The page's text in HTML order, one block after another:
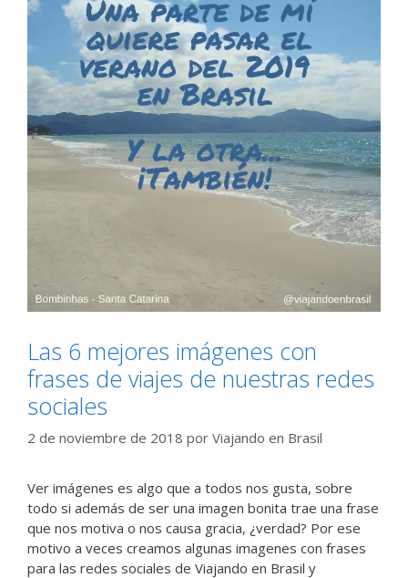
Las 6 mejores imágenes con
frases de viajes de nuestras redes
sociales
2 de noviembre de 2018 por Viajando en Brasil
Ver imágenes es algo que a todos nos gusta, sobre
todo si además de ser una imagen bonita trae una frase
que nos motiva o nos causa gracia, ¿verdad? Por ese
motivo a veces creamos algunas imagenes con frases
para las redes sociales de Viajando en Brasil y